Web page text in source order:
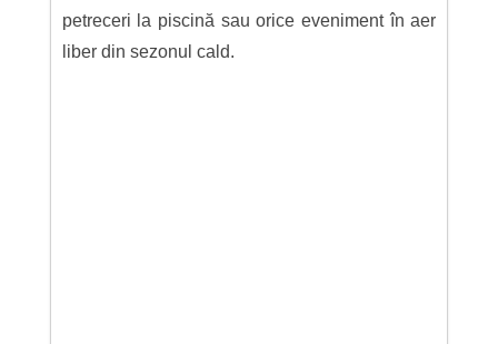
petreceri la piscină sau orice eveniment în aer
liber din sezonul cald.